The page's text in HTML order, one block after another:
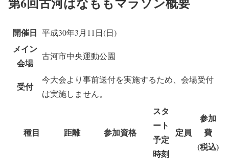
開催日 平成30年3月11日(日)
メイン
会場
古河市中央運動公園
受付
今大会より事前送付を実施するため、会場受付
は実施しません。
種目 距離 参加資格
スタ
ート
予定
時刻
定員
参加
費
(税込)